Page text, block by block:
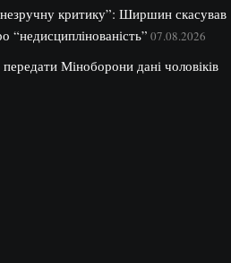
критику”: Ширшин скасував
“недисциплінованість” 07.08.2026
Міноборони дані чоловіків